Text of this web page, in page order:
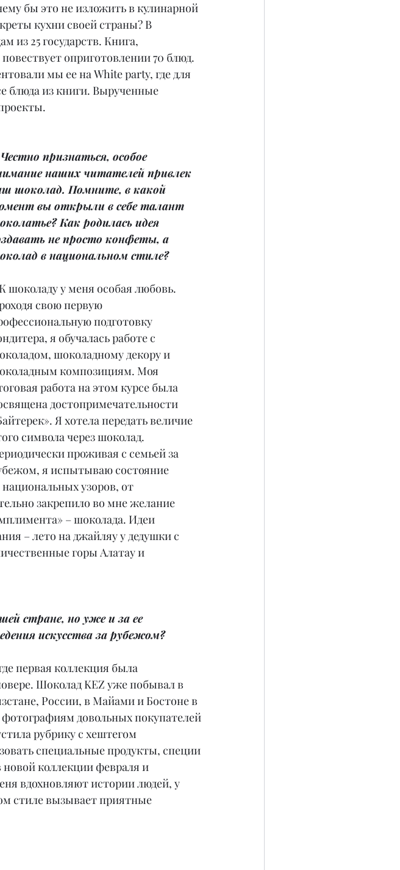
бы это не изложить в кулинарной
кухни своей страны? В
из 25 государств. Книга,
оприготовлении 70 блюд.
мы ее на White party, где для
блюда из книги. Вырученные
признаться, особое
наших читателей привлек
шоколад. Помните, в какой
вы открыли в себе талант
Как родилась идея
не просто конфеты, а
в национальном стиле?
шоколаду у меня особая любовь.
свою первую
подготовку
я обучалась работе с
шоколадному декору и
композициям. Моя
работа на этом курсе была
достопримечательности
Я хотела передать величие
символа через шоколад.
проживая с семьей за
я испытываю состояние
узоров, от
закрепило во мне желание
– шоколада. Идеи
– лето на джайляу у дедушки с
горы Алатау и
стране, но уже и за ее
искусства за рубежом?
первая коллекция была
Шоколад KEZ уже побывал в
России, в Майами и Бостоне в
довольных покупателей
рубрику с хештегом
специальные продукты, специи
новой коллекции февраля и
вдохновляют истории людей, у
стиле вызывает приятные